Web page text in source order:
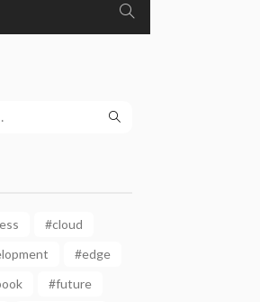
#cloud
#edge
#future